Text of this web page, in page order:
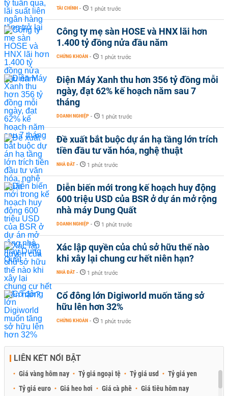
TÀI CHÍNH - 1 phút trước
Công ty mẹ sàn HOSE và HNX lãi hơn
1.400 tỷ đồng nửa đầu năm
CHỨNG KHOÁN - 1 phút trước
Điện Máy Xanh thu hơn 356 tỷ đồng mỗi
ngày, đạt 62% kế hoạch năm sau 7
tháng
DOANH NGHIỆP - 1 phút trước
Đề xuất bắt buộc dự án hạ tầng lớn trích
tiền đầu tư văn hóa, nghệ thuật
NHÀ ĐẤT - 1 phút trước
Diễn biến mới trong kế hoạch huy động
600 triệu USD của BSR ở dự án mở rộng
nhà máy Dung Quất
DOANH NGHIỆP - 1 phút trước
Xác lập quyền của chủ sở hữu thế nào
khi xây lại chung cư hết niên hạn?
NHÀ ĐẤT - 1 phút trước
Cổ đông lớn Digiworld muốn tăng sở
hữu lên hơn 32%
CHỨNG KHOÁN - 1 phút trước
LIÊN KẾT NỔI BẬT
Giá vàng hôm nay Tỷ giá ngoại tệ Tỷ giá usd
Tỷ giá yen
Tỷ giá euro
Giá heo hơi Giá cà phê Giá tiêu hôm nay